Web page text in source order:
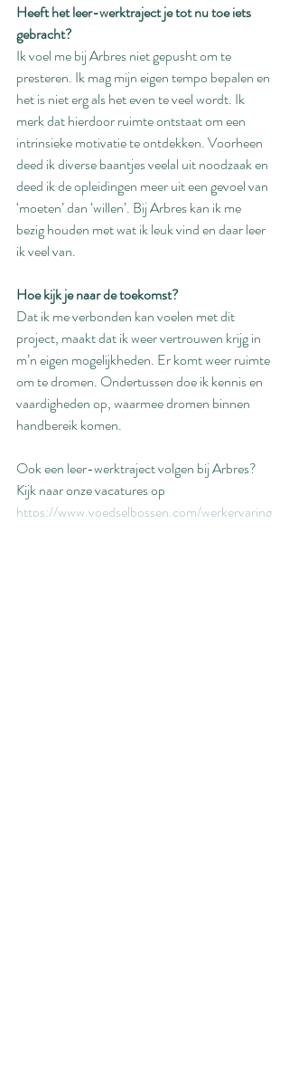
Heeft het leer-werktraject je tot nu toe iets
gebracht?
Ik voel me bij Arbres niet gepusht om te
presteren. Ik mag mijn eigen tempo bepalen en
het is niet erg als het even te veel wordt. Ik
merk dat hierdoor ruimte ontstaat om een
intrinsieke motivatie te ontdekken. Voorheen
deed ik diverse baantjes veelal uit noodzaak en
deed ik de opleidingen meer uit een gevoel van
‘moeten’ dan ‘willen’. Bij Arbres kan ik me
bezig houden met wat ik leuk vind en daar leer
ik veel van.
Hoe kijk je naar de toekomst?
Dat ik me verbonden kan voelen met dit
project, maakt dat ik weer vertrouwen krijg in
m’n eigen mogelijkheden. Er komt weer ruimte
om te dromen. Ondertussen doe ik kennis en
vaardigheden op, waarmee dromen binnen
handbereik komen.
Ook een leer-werktraject volgen bij Arbres?
Kijk naar onze vacatures op
https://www.voedselbossen.com/werkervaring